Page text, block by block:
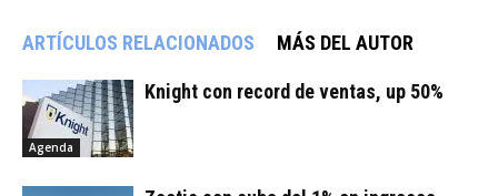
ARTÍCULOS RELACIONADOS MÁS DEL AUTOR
Agenda
Knight con record de ventas, up 50%